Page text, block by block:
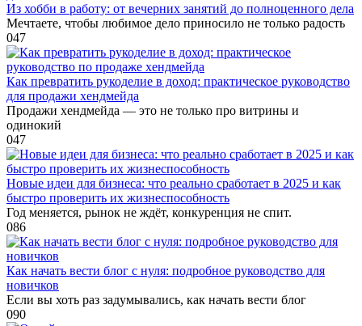
Из хобби в работу: от вечерних занятий до полноценного дела
Мечтаете, чтобы любимое дело приносило не только радость
047
Как превратить рукоделие в доход: практическое руководство
для продажи хендмейда
Продажи хендмейда — это не только про витрины и
одинокий
047
Новые идеи для бизнеса: что реально сработает в 2025 и как
быстро проверить их жизнеспособность
Год меняется, рынок не ждёт, конкуренция не спит.
086
Как начать вести блог с нуля: подробное руководство для
новичков
Если вы хоть раз задумывались, как начать вести блог
090